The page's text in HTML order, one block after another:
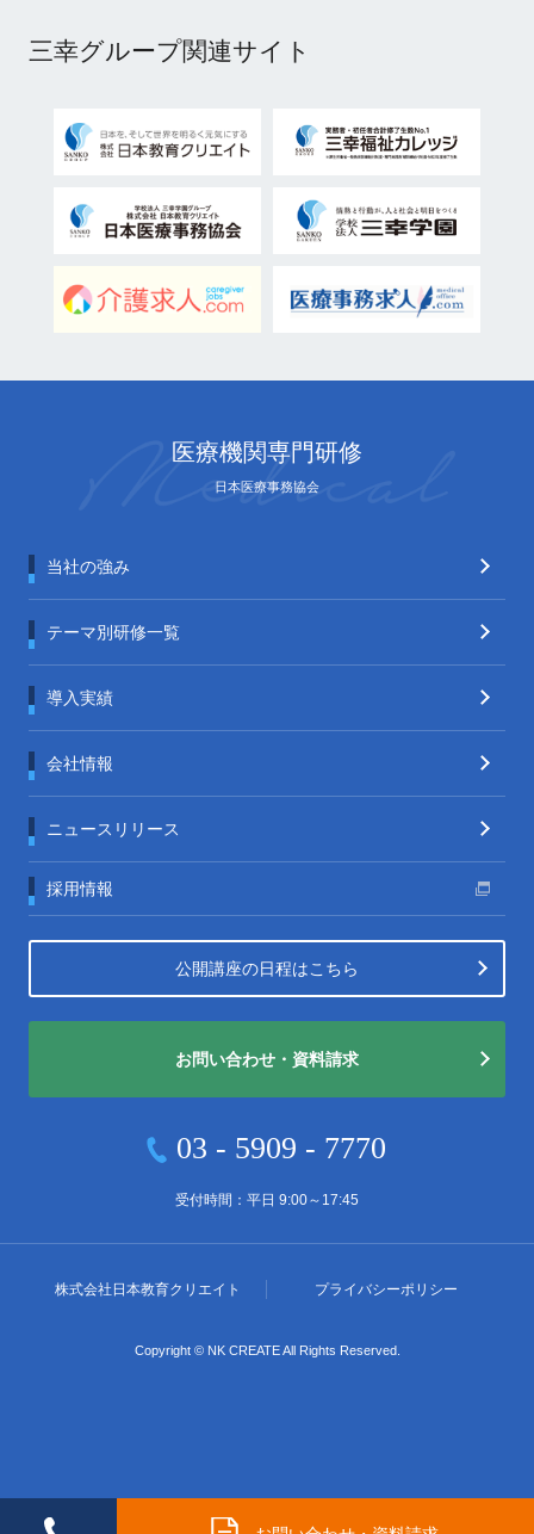
三幸グループ関連サイト
医療機関専門研修
日本医療事務協会
当社の強み
テーマ別研修一覧
導入実績
会社情報
ニュースリリース
採用情報
公開講座の日程はこちら
お問い合わせ・資料請求
03 - 5909 - 7770
受付時間：平日 9:00～17:45
株式会社 日本教育クリエイト プライバシーポリシー
Copyright © NK CREATE All Rights Reserved.